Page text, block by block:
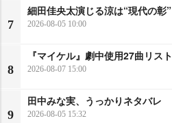
7
細田佳央太演じる涼は“現代の彰”
2026-08-05 10:00
8
『マイケル』劇中使用27曲リスト
2026-08-07 15:00
9
田中みな実、うっかりネタバレ
2026-08-05 15:32